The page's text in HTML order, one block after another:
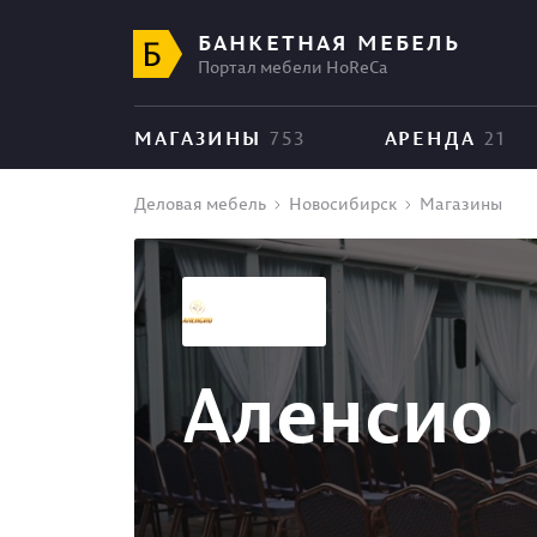
БАНКЕТНАЯ МЕБЕЛЬ
Портал мебели HoReCa
МАГАЗИНЫ 753 АРЕНДА 21
Деловая мебель Новосибирск Магазины
Аленсио